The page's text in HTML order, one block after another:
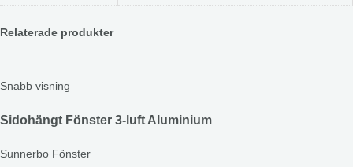
Relaterade produkter
Snabb visning
Sidohängt Fönster 3-luft Aluminium
Sunnerbo Fönster